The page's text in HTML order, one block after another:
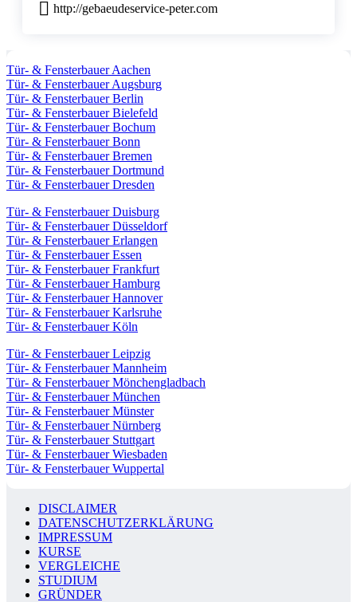
http://gebaeudeservice-peter.com
Tür- & Fensterbauer Aachen
Tür- & Fensterbauer Augsburg
Tür- & Fensterbauer Berlin
Tür- & Fensterbauer Bielefeld
Tür- & Fensterbauer Bochum
Tür- & Fensterbauer Bonn
Tür- & Fensterbauer Bremen
Tür- & Fensterbauer Dortmund
Tür- & Fensterbauer Dresden
Tür- & Fensterbauer Duisburg
Tür- & Fensterbauer Düsseldorf
Tür- & Fensterbauer Erlangen
Tür- & Fensterbauer Essen
Tür- & Fensterbauer Frankfurt
Tür- & Fensterbauer Hamburg
Tür- & Fensterbauer Hannover
Tür- & Fensterbauer Karlsruhe
Tür- & Fensterbauer Köln
Tür- & Fensterbauer Leipzig
Tür- & Fensterbauer Mannheim
Tür- & Fensterbauer Mönchengladbach
Tür- & Fensterbauer München
Tür- & Fensterbauer Münster
Tür- & Fensterbauer Nürnberg
Tür- & Fensterbauer Stuttgart
Tür- & Fensterbauer Wiesbaden
Tür- & Fensterbauer Wuppertal
DISCLAIMER
DATENSCHUTZERKLÄRUNG
IMPRESSUM
KURSE
VERGLEICHE
STUDIUM
GRÜNDER